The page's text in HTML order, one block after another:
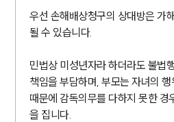
우선 손해배상청구의 상대방은 가
될 수 있습니다.
민법상 미성년자라 하더라도 불법
책임을 부담하며, 부모는 자녀의
때문에 감독의무를 다하지 못한 경
을 집니다.